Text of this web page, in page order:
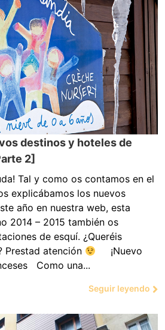
destinos y hoteles de
2]
Tal y como os contamos en el
explicábamos los nuevos
año en nuestra web, esta
2014 – 2015 también os
de esquí. ¿Queréis
Prestad atención
¡Nuevo
Como una...
Seguir leyendo